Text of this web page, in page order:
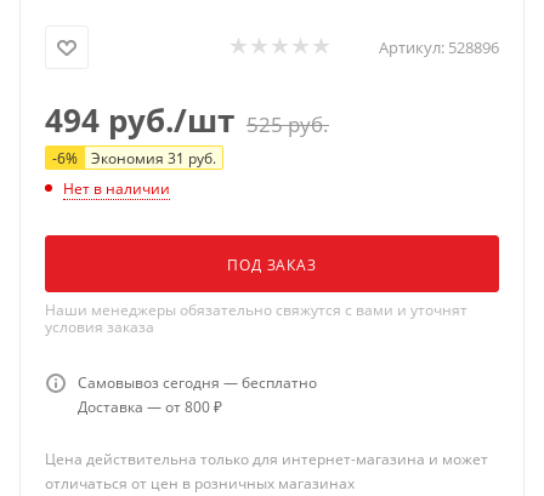
Артикул: 528896
494 руб./шт 525руб.
-6% Экономия 31 руб.
Нет в наличии
ПОД ЗАКАЗ
Наши менеджеры обязательно свяжутся с вами и уточнят
условия заказа
Самовывоз сегодня — бесплатно
Доставка — от 800 ₽
Цена действительна только для интернет-магазина и может
отличаться от цен в розничных магазинах